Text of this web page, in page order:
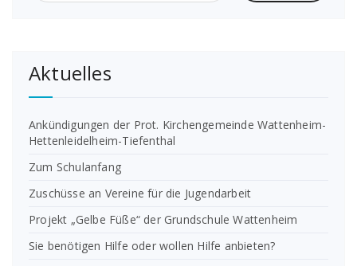
Aktuelles
Ankündigungen der Prot. Kirchengemeinde Wattenheim-
Hettenleidelheim-Tiefenthal
Zum Schulanfang
Zuschüsse an Vereine für die Jugendarbeit
Projekt „Gelbe Füße“ der Grundschule Wattenheim
Sie benötigen Hilfe oder wollen Hilfe anbieten?